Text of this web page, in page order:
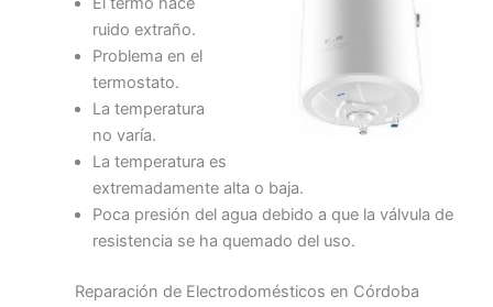
ruido extraño.
Problema en el
termostato.
La temperatura
no varía.
La temperatura es
extremadamente alta o baja.
Poca presión del agua debido a que la válvula de
resistencia se ha quemado del uso.
Reparación de Electrodomésticos en Córdoba